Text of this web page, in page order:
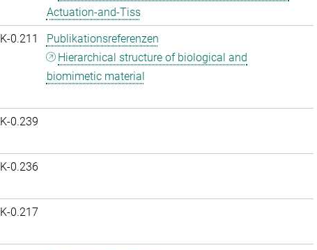
Actuation-and-Tiss
K-0.211
Publikationsreferenzen
Hierarchical structure of biological and
biomimetic material
K-0.239
K-0.236
K-0.217